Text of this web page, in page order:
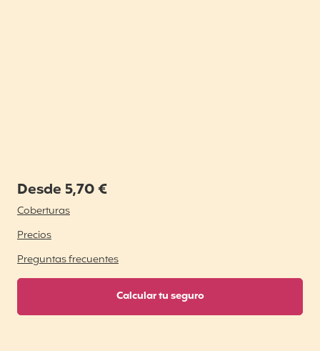
Desde 5,70 €
Coberturas
Precios
Preguntas frecuentes
Calcular tu seguro